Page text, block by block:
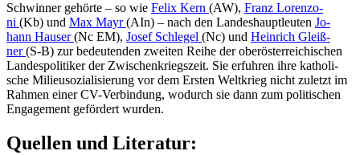
Schwin­ner ge­hör­te – so wie Felix Kern (AW), Franz Lo­ren­zo­
ni (Kb) und Max Mayr(AIn) – nach den Lan­des­haupt­leu­ten Jo­
hann Hau­ser(Nc EM), Josef Schle­gel (Nc) und Hein­rich Gleiß­
ner(S-B) zur be­deu­ten­den zwei­ten Reihe der ober­ös­ter­rei­chi­schen
Lan­des­po­li­ti­ker der Zwi­schen­kriegs­zeit. Sie er­fuh­ren ihre ka­tho­li­
sche Mi­lieu­so­zia­li­sie­rung vor dem Ers­ten Welt­krieg nicht zu­letzt im
Rah­men einer CV-Ver­bin­dung, wo­durch sie dann zum po­li­ti­schen
En­ga­ge­ment ge­för­dert wur­den.
Quellen und Literatur: